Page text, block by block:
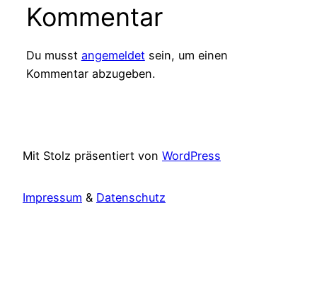
Kommentar
Du musst angemeldetsein, um einen
Kommentar abzugeben.
Mit Stolz präsentiert von WordPress
Impressum & Datenschutz